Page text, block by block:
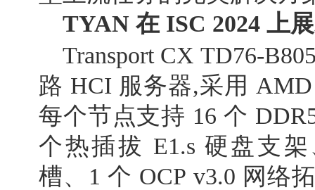
TYAN 在 ISC 2024 上
Transport CX TD76-
路 HCI 服务器,采用
每个节点支持 16 个
个热插拔 E1.s 硬盘支
槽、1 个 OCP v3.0 网络